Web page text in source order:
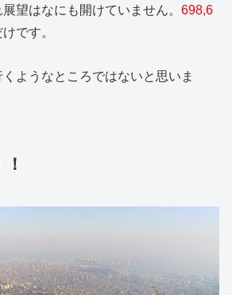
望はなにも開けていません。698,6
けです。
ようなところではないと思いま